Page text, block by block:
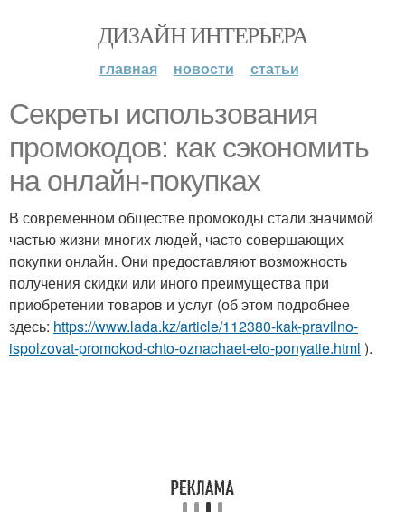
ДИЗАЙН ИНТЕРЬЕРА
главная новости статьи
Секреты использования
промокодов: как сэкономить
на онлайн-покупках
В современном обществе промокоды стали значимой
частью жизни многих людей, часто совершающих
покупки онлайн. Они предоставляют возможность
получения скидки или иного преимущества при
приобретении товаров и услуг (об этом подробнее
здесь: https://www.lada.kz/article/112380-kak-pravilno-
ispolzovat-promokod-chto-oznachaet-eto-ponyatie.html ).